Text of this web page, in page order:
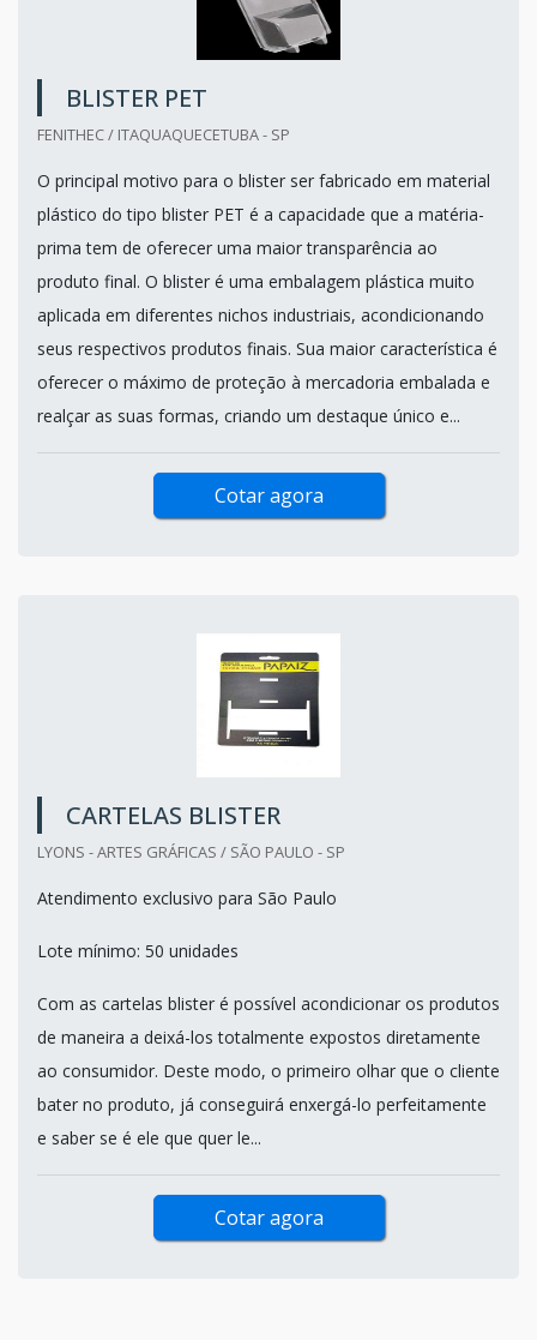
BLISTER PET
FENITHEC / ITAQUAQUECETUBA - SP
O principal motivo para o blister ser fabricado em material
plástico do tipo blister PET é a capacidade que a matéria-
prima tem de oferecer uma maior transparência ao
produto final. O blister é uma embalagem plástica muito
aplicada em diferentes nichos industriais, acondicionando
seus respectivos produtos finais. Sua maior característica é
oferecer o máximo de proteção à mercadoria embalada e
realçar as suas formas, criando um destaque único e...
Cotar agora
CARTELAS BLISTER
LYONS - ARTES GRÁFICAS / SÃO PAULO - SP
Atendimento exclusivo para São Paulo
Lote mínimo: 50 unidades
Com as cartelas blister é possível acondicionar os produtos
de maneira a deixá-los totalmente expostos diretamente
ao consumidor. Deste modo, o primeiro olhar que o cliente
bater no produto, já conseguirá enxergá-lo perfeitamente
e saber se é ele que quer le...
Cotar agora